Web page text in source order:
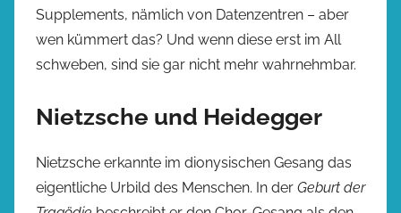
Supplements, nämlich von Datenzentren – aber
wen kümmert das? Und wenn diese erst im All
schweben, sind sie gar nicht mehr wahrnehmbar.
Nietzsche und Heidegger
Nietzsche erkannte im dionysischen Gesang das
eigentliche Urbild des Menschen. In der Geburt der